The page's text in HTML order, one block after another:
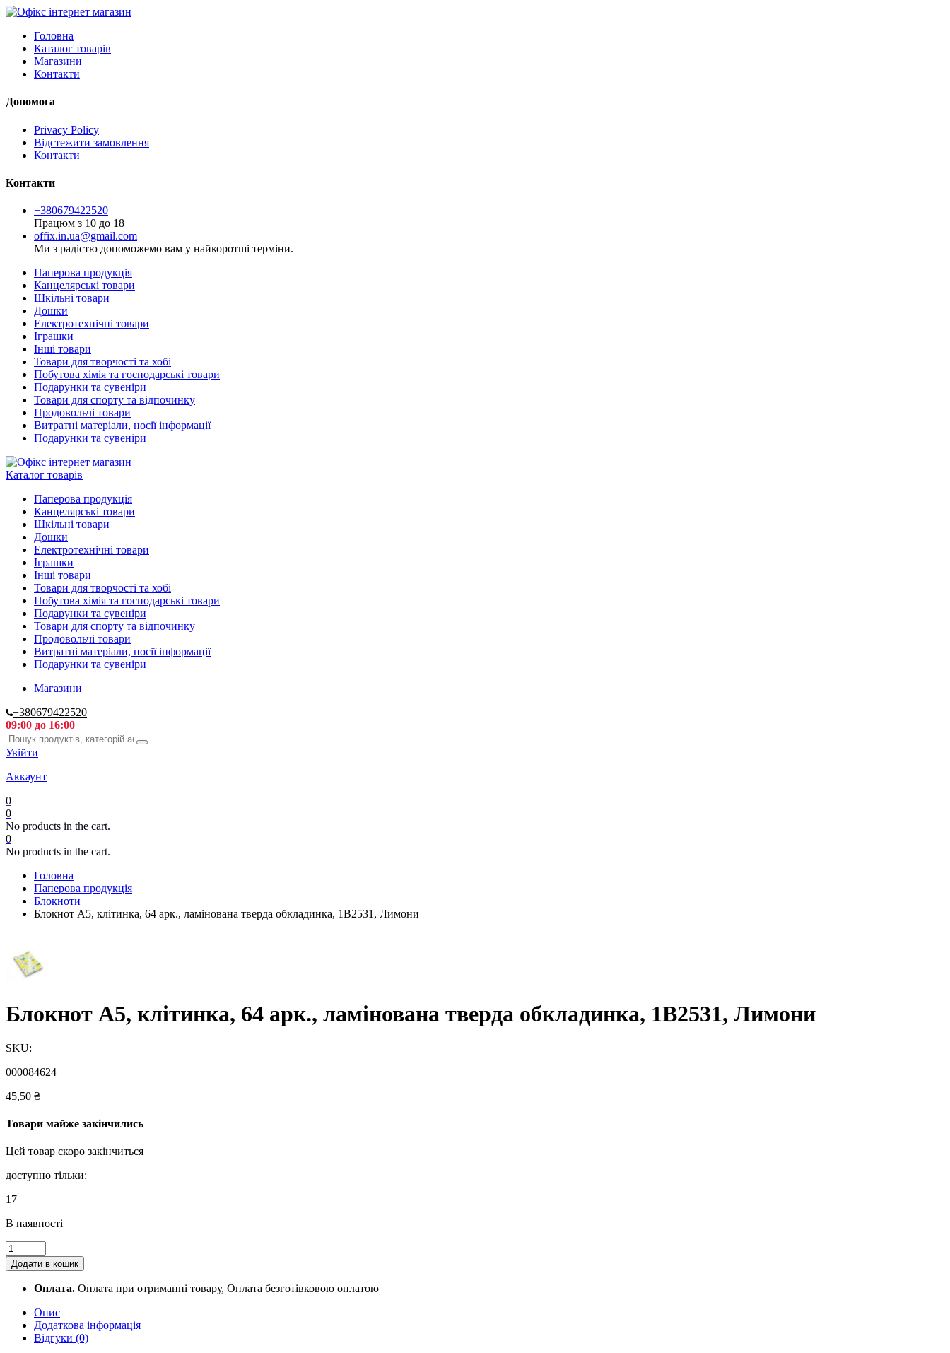
Головна
Каталог товарів
Магазини
Контакти
Допомога
Privacy Policy
Відстежити замовлення
Контакти
Контакти
+380679422520
Працюм з 10 до 18
offix.in.ua@gmail.com
Ми з радістю допоможемо вам у найкоротші терміни.
Паперова продукція
Канцелярські товари
Шкільні товари
Дошки
Електротехнічні товари
Іграшки
Інші товари
Товари для творчості та хобі
Побутова хімія та господарські товари
Подарунки та сувеніри
Товари для спорту та відпочинку
Продовольчі товари
Витратні матеріали, носії інформації
Подарунки та сувеніри
Каталог товарів
Паперова продукція
Канцелярські товари
Шкільні товари
Дошки
Електротехнічні товари
Іграшки
Інші товари
Товари для творчості та хобі
Побутова хімія та господарські товари
Подарунки та сувеніри
Товари для спорту та відпочинку
Продовольчі товари
Витратні матеріали, носії інформації
Подарунки та сувеніри
Магазини
+380679422520
09:00 до 16:00
Увійти
Аккаунт
0
0
No products in the cart.
0
No products in the cart.
Головна
Паперова продукція
Блокноти
Блокнот А5, клітинка, 64 арк., ламінована тверда обкладинка, 1В2531, Лимони
Блокнот А5, клітинка, 64 арк., ламінована тверда обкладинка, 1В2531, Лимони
SKU:
000084624
45,50 ₴
Товари майже закінчились
Цей товар скоро закінчиться
доступно тільки:
17
В наявності
Блокнот
А5,
клітинка,
ламінована
тверда
обкладинка,
Додати в кошик
Оплата. Оплата при отриманні товару, Оплата безготівковою оплатою
Опис
Додаткова інформація
Відгуки (0)